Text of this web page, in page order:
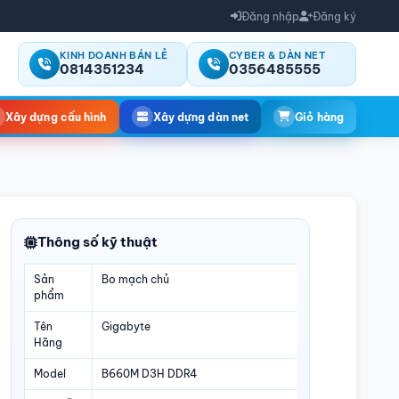
Đăng nhập Đăng ký
KINH DOANH BÁN LẺ
0814351234
CYBER & DÀN NET
0356485555
Xây dựng cấu hình Xây dựng dàn net Giỏ hàng
Thông số kỹ thuật
Sản
phẩm
Bo mạch chủ
Tên
Hãng
Gigabyte
Model B660M D3H DDR4